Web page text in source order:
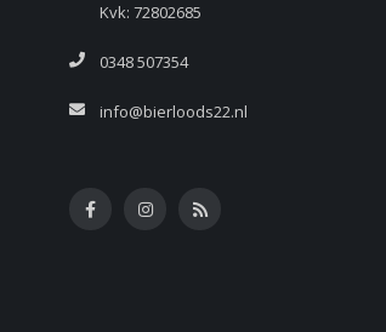
Kvk: 72802685
0348 507354
info@bierloods22.nl